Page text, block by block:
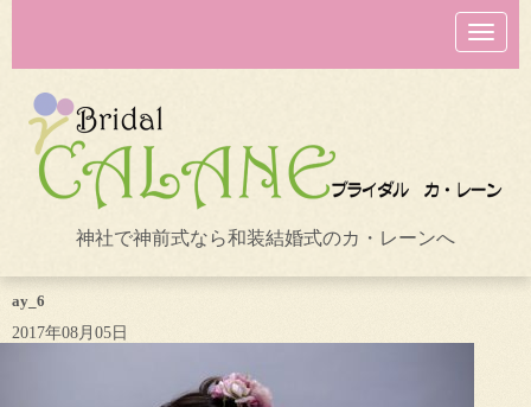
N
a
v
o
n
神社で神前式なら和装結婚式のカ・レーンへ
ay_6
2017年08月05日